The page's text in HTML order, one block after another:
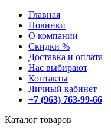
Главная
Новинки
О компании
Скидки %
Доставка и оплата
Нас выбирают
Контакты
Личный кабинет
+7 (963) 763-99-66
Каталог товаров